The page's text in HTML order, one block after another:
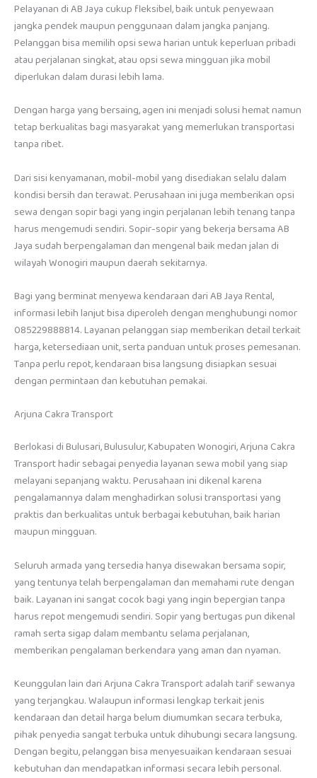
Pelayanan di AB Jaya cukup fleksibel, baik untuk penyewaan
jangka pendek maupun penggunaan dalam jangka panjang.
Pelanggan bisa memilih opsi sewa harian untuk keperluan pribadi
atau perjalanan singkat, atau opsi sewa mingguan jika mobil
diperlukan dalam durasi lebih lama.
Dengan harga yang bersaing, agen ini menjadi solusi hemat namun
tetap berkualitas bagi masyarakat yang memerlukan transportasi
tanpa ribet.
Dari sisi kenyamanan, mobil-mobil yang disediakan selalu dalam
kondisi bersih dan terawat. Perusahaan ini juga memberikan opsi
sewa dengan sopir bagi yang ingin perjalanan lebih tenang tanpa
harus mengemudi sendiri. Sopir-sopir yang bekerja bersama AB
Jaya sudah berpengalaman dan mengenal baik medan jalan di
wilayah Wonogiri maupun daerah sekitarnya.
Bagi yang berminat menyewa kendaraan dari AB Jaya Rental,
informasi lebih lanjut bisa diperoleh dengan menghubungi nomor
085229888814. Layanan pelanggan siap memberikan detail terkait
harga, ketersediaan unit, serta panduan untuk proses pemesanan.
Tanpa perlu repot, kendaraan bisa langsung disiapkan sesuai
dengan permintaan dan kebutuhan pemakai.
Arjuna Cakra Transport
Berlokasi di Bulusari, Bulusulur, Kabupaten Wonogiri, Arjuna Cakra
Transport hadir sebagai penyedia layanan sewa mobil yang siap
melayani sepanjang waktu. Perusahaan ini dikenal karena
pengalamannya dalam menghadirkan solusi transportasi yang
praktis dan berkualitas untuk berbagai kebutuhan, baik harian
maupun mingguan.
Seluruh armada yang tersedia hanya disewakan bersama sopir,
yang tentunya telah berpengalaman dan memahami rute dengan
baik. Layanan ini sangat cocok bagi yang ingin bepergian tanpa
harus repot mengemudi sendiri. Sopir yang bertugas pun dikenal
ramah serta sigap dalam membantu selama perjalanan,
memberikan pengalaman berkendara yang aman dan nyaman.
Keunggulan lain dari Arjuna Cakra Transport adalah tarif sewanya
yang terjangkau. Walaupun informasi lengkap terkait jenis
kendaraan dan detail harga belum diumumkan secara terbuka,
pihak penyedia sangat terbuka untuk dihubungi secara langsung.
Dengan begitu, pelanggan bisa menyesuaikan kendaraan sesuai
kebutuhan dan mendapatkan informasi secara lebih personal.